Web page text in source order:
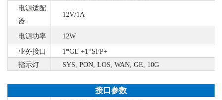
电源适配
器
12V/1A
电源功率 12W
业务接口
1*GE +1*SFP+
指示灯
SYS, PON, LOS, WAN, GE, 10G
接口参数